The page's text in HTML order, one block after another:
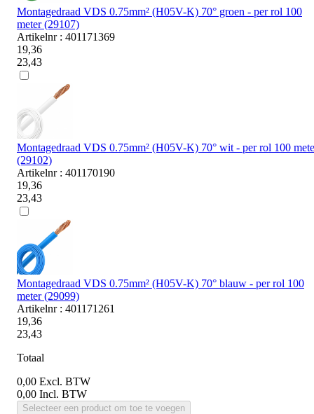
Montagedraad VDS 0.75mm² (H05V-K) 70° groen - per rol 100
meter (29107)
Artikelnr : 401171369
19,36
23,43
Montagedraad VDS 0.75mm² (H05V-K) 70° wit - per rol 100
(29102)
Artikelnr : 401170190
19,36
23,43
Montagedraad VDS 0.75mm² (H05V-K) 70° blauw - per rol 100
meter (29099)
Artikelnr : 401171261
19,36
23,43
Totaal
0,00 Excl. BTW
0,00 Incl. BTW
Selecteer een product om toe te voegen